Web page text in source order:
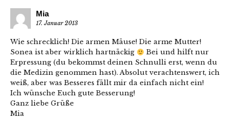
Mia
17. Januar 2013
Wie schrecklich! Die armen Mäuse! Die arme Mutter!
Sonea ist aber wirklich hartnäckig
Bei und hilft nur
Erpressung (du bekommst deinen Schnulli erst, wenn du
die Medizin genommen hast). Absolut verachtenswert, ich
weiß, aber was Besseres fällt mir da einfach nicht ein!
Ich wünsche Euch gute Besserung!
Ganz liebe Grüße
Mia